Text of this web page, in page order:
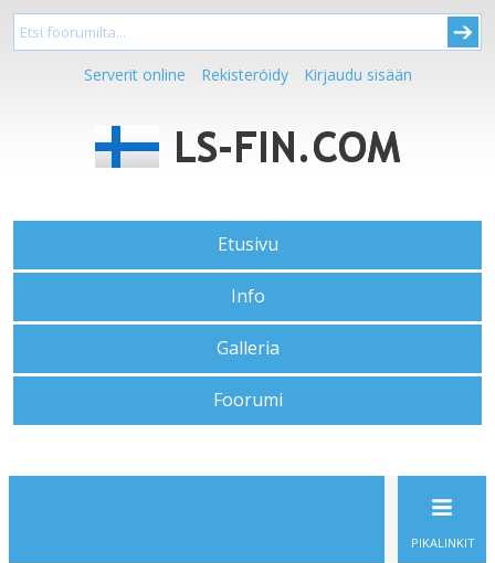
Serverit online Rekisteröidy Kirjaudu sisään
Etusivu
Info
Galleria
Foorumi
PIKALINKIT